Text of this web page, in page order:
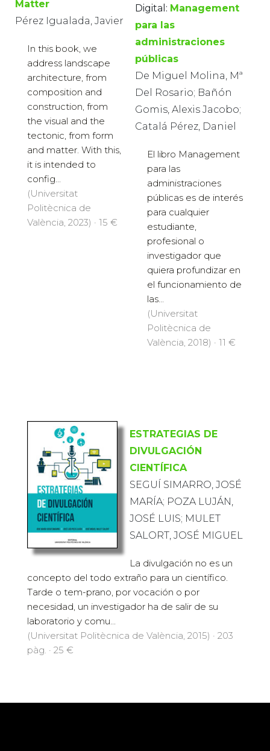
Matter
Pérez Igualada, Javier
In this book, we
address landscape
architecture, from
composition and
construction, from
the visual and the
tectonic, from form
and matter. With this,
it is intended to
config...
(Universitat
Politècnica de
València, 2023) · 15 €
Digital: Management
para las
administraciones
públicas
De Miguel Molina, Mª
Del Rosario; Bañón
Gomis, Alexis Jacobo;
Catalá Pérez, Daniel
El libro Management
para las
administraciones
públicas es de interés
para cualquier
estudiante,
profesional o
investigador que
quiera profundizar en
el funcionamiento de
las...
(Universitat
Politècnica de
València, 2018) · 11 €
ESTRATEGIAS DE
DIVULGACIÓN
CIENTÍFICA
SEGUÍ SIMARRO, JOSÉ
MARÍA; POZA LUJÁN,
JOSÉ LUIS; MULET
SALORT, JOSÉ MIGUEL
La divulgación no es un
concepto del todo extraño para un científico.
Tarde o tem-prano, por vocación o por
necesidad, un investigador ha de salir de su
laboratorio y comu...
(Universitat Politècnica de València, 2015) · 203
pàg. · 25 €